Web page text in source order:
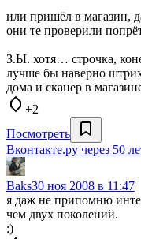
или пришёл в магазин,
они те проверили
З.Ы. хотя… строчка,
лучше бы наверно
дома и сканер в
+2
Посмотреть
Вконтакте.ру через 50
Baks30 ноя 2008 в 11:47
я даж не припомню
чем двух поколений.
:)